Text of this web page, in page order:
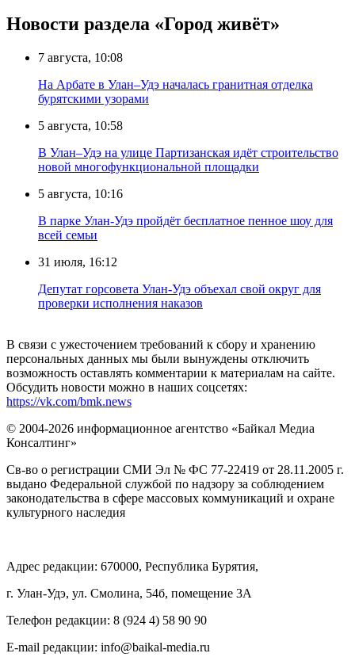
Новости раздела «Город живёт»
7 августа, 10:08
На Арбате в Улан–Удэ началась гранитная отделка
бурятскими узорами
5 августа, 10:58
В Улан–Удэ на улице Партизанская идёт строительство
новой многофункциональной площадки
5 августа, 10:16
В парке Улан-Удэ пройдёт бесплатное пенное шоу для
всей семьи
31 июля, 16:12
Депутат горсовета Улан-Удэ объехал свой округ для
проверки исполнения наказов
В связи с ужесточением требований к сбору и хранению
персональных данных мы были вынуждены отключить
возможность оставлять комментарии к материалам на сайте.
Обсудить новости можно в наших соцсетях:
https://vk.com/bmk.news
© 2004-2026 информационное агентство «Байкал Медиа
Консалтинг»
Св-во о регистрации СМИ Эл № ФС 77-22419 от 28.11.2005 г.
выдано Федеральной службой по надзору за соблюдением
законодательства в сфере массовых коммуникаций и охране
культурного наследия
Адрес редакции: 670000, Республика Бурятия,
г. Улан-Удэ, ул. Смолина, 54б, помещение 3А
Телефон редакции: ‎‎8 (924 4) 58 90 90
E-mail редакции: info@baikal-media.ru